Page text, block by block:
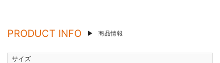
PRODUCT INFO 商品情報
サイズ